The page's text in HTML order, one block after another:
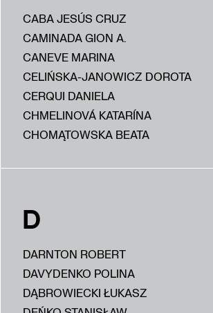
CABA JESÚS CRUZ
CAMINADA GION A.
CANEVE MARINA
CELIŃSKA-JANOWICZ DOROTA
CERQUI DANIELA
CHMELINOVÁ KATARÍNA
CHOMĄTOWSKA BEATA
D
DARNTON ROBERT
DAVYDENKO POLINA
DĄBROWIECKI ŁUKASZ